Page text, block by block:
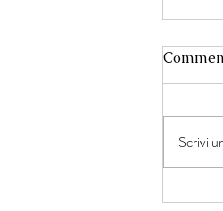
Scrivi